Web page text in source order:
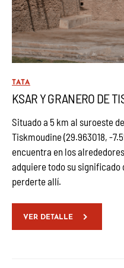
TATA
KSAR Y GRANERO DE
Situado a 5 km al suroeste
Tiskmoudine (29.963018, -
encuentra en los
adquiere todo su significado
perderte allí.
VER DETALLE